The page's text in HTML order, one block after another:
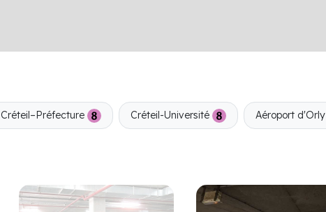
Créteil–Préfecture Créteil-Université Aéroport d'Orly